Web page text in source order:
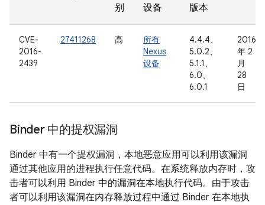
别
设备
版本
CVE-
2016-
2439
27411268 高
所有
Nexus
设备
4.4.4、
5.0.2、
5.1.1、
6.0、
6.0.1
2016
年 2
月
28
日
Binder 中的提权漏洞
Binder 中有一个提权漏洞，本地恶意应用可以利用该漏洞
通过其他应用的进程执行任意代码。在系统释放内存时，攻
击者可以利用 Binder 中的漏洞在本地执行代码。由于攻击
者可以利用该漏洞在内存释放过程中通过 Binder 在本地执